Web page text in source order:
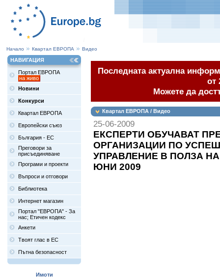
Начало Квартал ЕВРОПА Видео
НАВИГАЦИЯ
Портал ЕВРОПА
на живо
Новини
Конкурси
Квартал ЕВРОПА
Европейски съюз
България - ЕС
Преговори за
присъединяване
Програми и проекти
Въпроси и отговори
Библиотека
Интернет магазин
Портал "ЕВРОПА" - За
нас; Етичен кодекс
Анкети
Твоят глас в ЕС
Пътна безопасност
Имоти
Последната актуална
от
Можете да
Квартал ЕВРОПА / Видео
25-06-2009
ЕКСПЕРТИ ОБУЧАВАТ
ОРГАНИЗАЦИИ ПО
УПРАВЛЕНИЕ В ПОЛЗА
ЮНИ 2009